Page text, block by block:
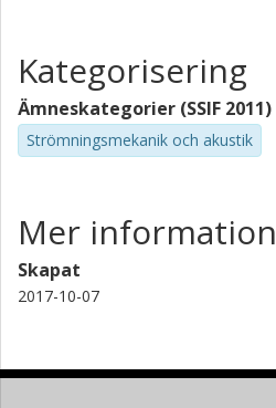
Kategorisering
Ämneskategorier (SSIF 2011)
Strömningsmekanik och akustik
Mer information
Skapat
2017-10-07